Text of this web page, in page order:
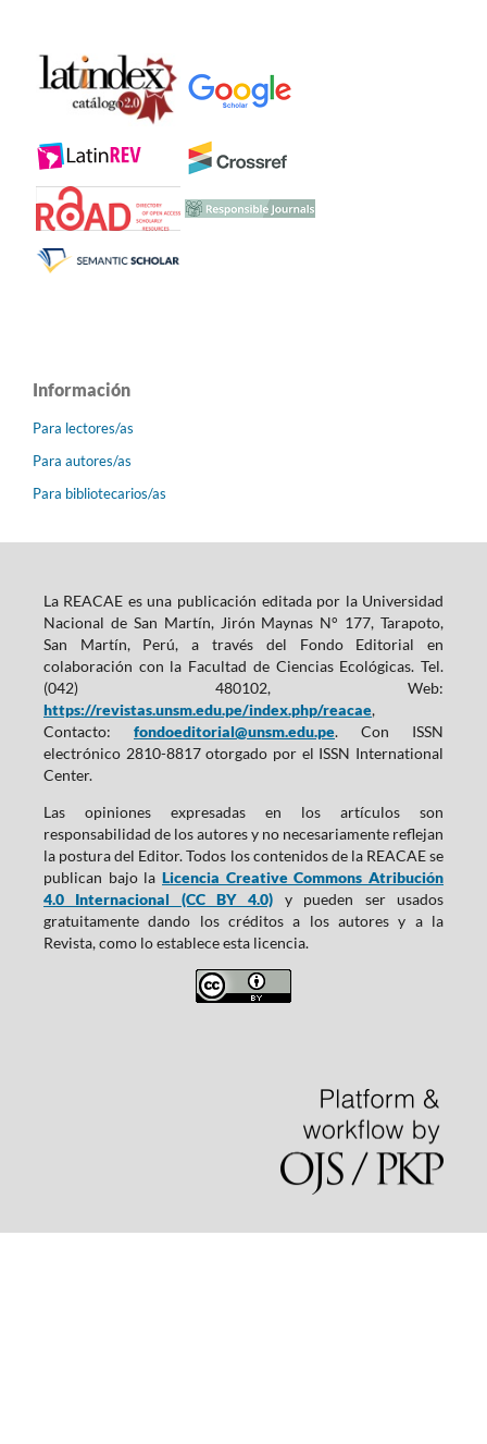
Información
Para lectores/as
Para autores/as
Para bibliotecarios/as
La REACAE es una publicación editada por la Universidad
Nacional de San Martín, Jirón Maynas N° 177, Tarapoto,
San Martín, Perú, a través del Fondo Editorial en
colaboración con la Facultad de Ciencias Ecológicas. Tel.
(042) 480102, Web:
https://revistas.unsm.edu.pe/index.php/reacae,
Contacto: fondoeditorial@unsm.edu.pe. Con ISSN
electrónico 2810-8817 otorgado por el ISSN International
Center.
Las opiniones expresadas en los artículos son
responsabilidad de los autores y no necesariamente reflejan
la postura del Editor. Todos los contenidos de la REACAE se
publican bajo la Licencia Creative Commons Atribución
4.0 Internacional (CC BY 4.0) y pueden ser usados
gratuitamente dando los créditos a los autores y a la
Revista, como lo establece esta licencia.